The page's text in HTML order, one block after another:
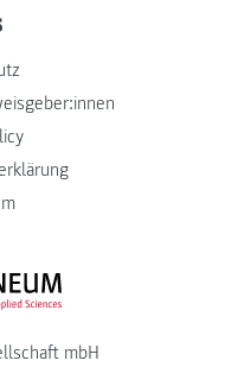
FH JOANNEUM Logo
mbH